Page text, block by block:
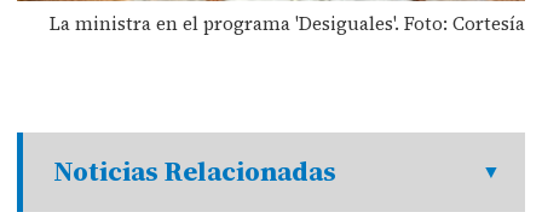
La ministra en el programa 'Desiguales'. Foto: Cortesía
Noticias Relacionadas